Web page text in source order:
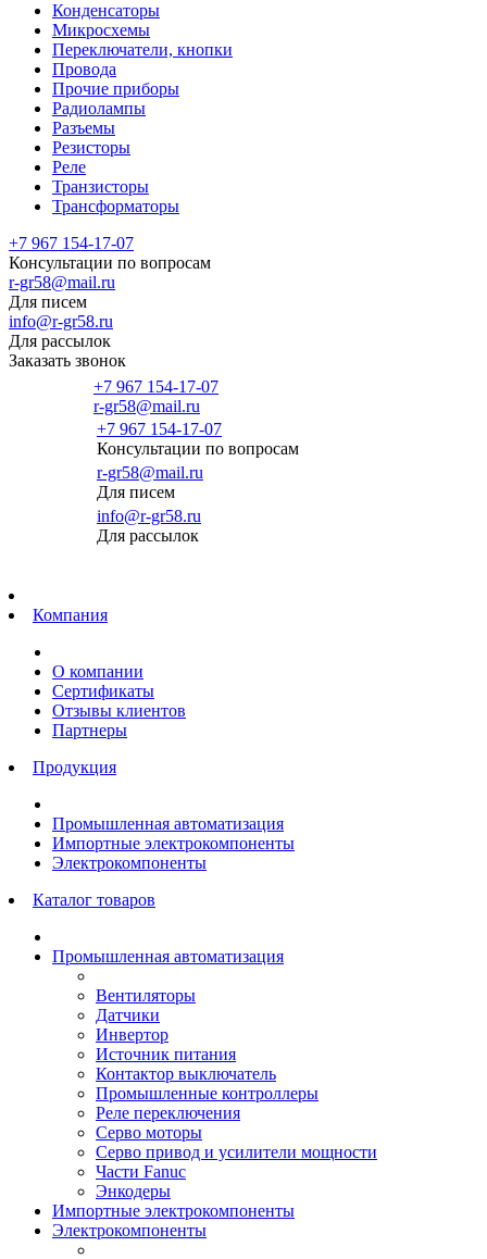
Конденсаторы
Микросхемы
Переключатели, кнопки
Провода
Прочие приборы
Радиолампы
Разъемы
Резисторы
Реле
Транзисторы
Трансформаторы
+7 967 154-17-07
Консультации по вопросам
r-gr58@mail.ru
Для писем
info@r-gr58.ru
Для рассылок
Заказать звонок
+7 967 154-17-07
r-gr58@mail.ru
+7 967 154-17-07
Консультации по вопросам
r-gr58@mail.ru
Для писем
info@r-gr58.ru
Для рассылок
Компания
О компании
Сертификаты
Отзывы клиентов
Партнеры
Продукция
Промышленная автоматизация
Импортные электрокомпоненты
Электрокомпоненты
Каталог товаров
Промышленная автоматизация
Вентиляторы
Датчики
Инвертор
Источник питания
Контактор выключатель
Промышленные контроллеры
Реле переключения
Серво моторы
Серво привод и усилители мощности
Части Fanuc
Энкодеры
Импортные электрокомпоненты
Электрокомпоненты